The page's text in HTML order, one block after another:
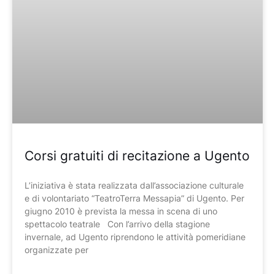
Corsi gratuiti di recitazione a Ugento
L’iniziativa è stata realizzata dall’associazione culturale
e di volontariato “TeatroTerra Messapia” di Ugento. Per
giugno 2010 è prevista la messa in scena di uno
spettacolo teatrale Con l’arrivo della stagione
invernale, ad Ugento riprendono le attività pomeridiane
organizzate per